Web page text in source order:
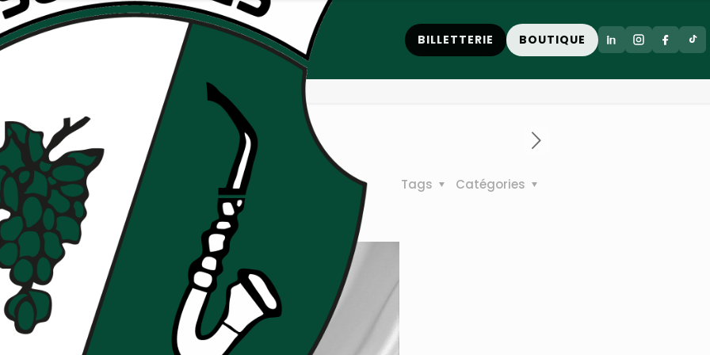
BILLETTERIE BOUTIQUE
l’AG du RCS
Compte-rendu de l’AG du RCS
Catégories
Tags